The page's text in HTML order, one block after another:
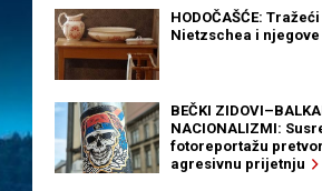
HODOČAŠĆE:
Nietzschea i
BEČKI
NACIONALIZMI:
fotoreportažu
agresivnu prijetnju